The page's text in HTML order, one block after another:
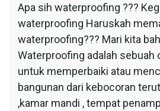
Apa sih waterproofing ???
waterproofing Haruskah
waterproofing??? Mari kita
Waterproofing adalah sebuah
untuk memperbaiki atau
bangunan dari kebocoran
,kamar mandi , tempat